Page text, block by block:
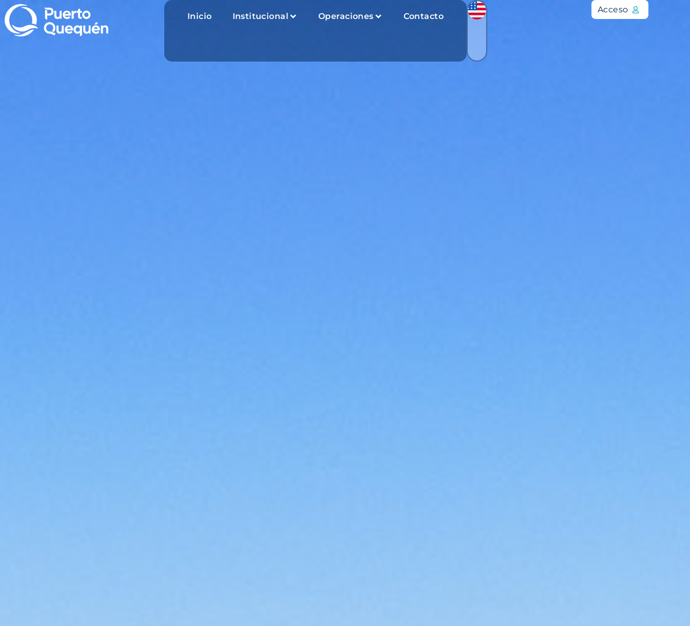
Inicio Institucional Operaciones Contacto
Acceso